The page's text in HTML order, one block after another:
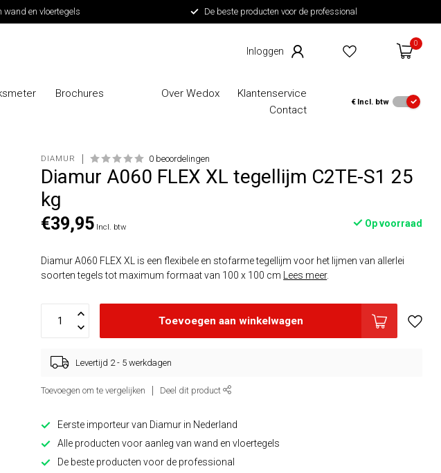
wand en vloertegels De beste producten voor de professional
0
Brochures Klantenservice
Over Wedox
Contact
€ Incl. btw
DIAMUR 0 beoordelingen
Diamur A060 FLEX XL tegellijm C2TE-S1 25
kg
€39,95 Incl. btw Op voorraad
Diamur A060 FLEX XL is een flexibele en stofarme tegellijm voor het lijmen van allerlei
soorten tegels tot maximum formaat van 100 x 100 cm
Lees meer.
Toevoegen aan winkelwagen
Levertijd 2 - 5 werkdagen
Toevoegen om te vergelijken Deel dit product
Eerste importeur van Diamur in Nederland
Alle producten voor aanleg van wand en vloertegels
De beste producten voor de professional